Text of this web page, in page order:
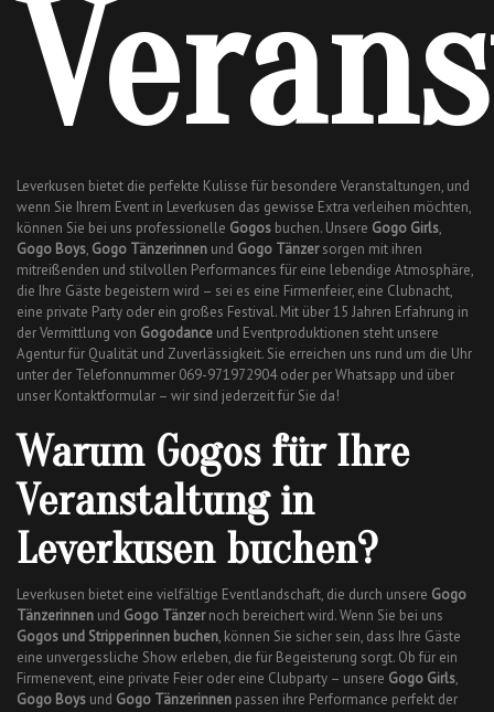
Leverkusen bietet die perfekte Kulisse für besondere Veranstaltungen, und
wenn Sie Ihrem Event in Leverkusen das gewisse Extra verleihen möchten,
können Sie bei uns professionelle Gogos buchen. Unsere Gogo Girls,
Gogo Boys, Gogo Tänzerinnen und Gogo Tänzersorgen mit ihren
mitreißenden und stilvollen Performances für eine lebendige Atmosphäre,
die Ihre Gäste begeistern wird – sei es eine Firmenfeier, eine Clubnacht,
eine private Party oder ein großes Festival. Mit über 15 Jahren Erfahrung in
der Vermittlung von Gogodance und Eventproduktionen steht unsere
Agentur für Qualität und Zuverlässigkeit. Sie erreichen uns rund um die Uhr
unter der Telefonnummer 069-971972904 oder per Whatsapp und über
unser Kontaktformular – wir sind jederzeit für Sie da!
Warum Gogos für Ihre
Veranstaltung in
Leverkusen buchen?
Leverkusen bietet eine vielfältige Eventlandschaft, die durch unsere Gogo
Tänzerinnen und Gogo Tänzernoch bereichert wird. Wenn Sie bei uns
Gogos und Stripperinnen buchen, können Sie sicher sein, dass Ihre Gäste
eine unvergessliche Show erleben, die für Begeisterung sorgt. Ob für ein
Firmenevent, eine private Feier oder eine Clubparty – unsere Gogo Girls,
Gogo Boys und Gogo Tänzerinnen passen ihre Performance perfekt der